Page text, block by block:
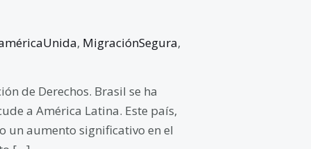
, MigraciónSegura,
de Derechos. Brasil se ha
a América Latina. Este país,
un aumento significativo en el